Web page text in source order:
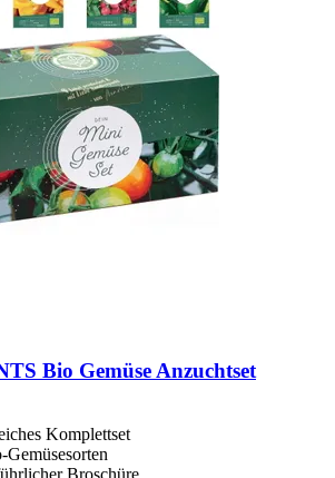
Bio Gemüse Anzuchtset
Komplettset
Broschüre